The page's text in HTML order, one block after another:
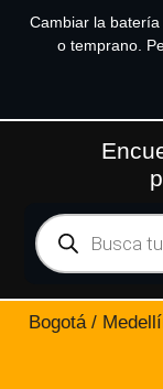
Cambiar la
o temprano.
Bogotá /